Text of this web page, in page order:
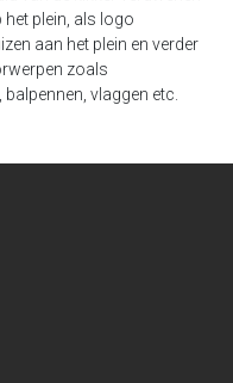
plein, als logo
aan het plein en verder
zoals
vlaggen etc.